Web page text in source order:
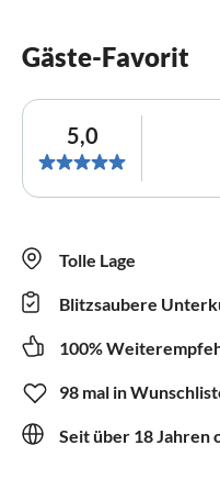
Gäste-Favorit
5,0
Tolle Lage
Blitzsaubere
100%
98 mal in
Seit über 18 Jahren